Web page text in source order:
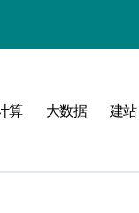
算 大数据 建站